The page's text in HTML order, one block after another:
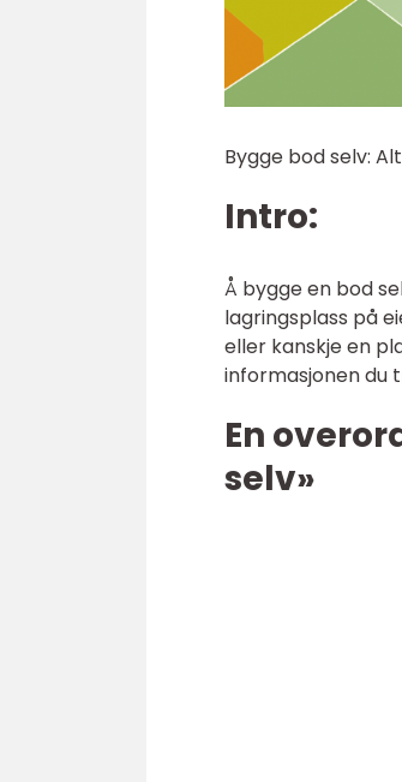
Bygge bod selv:
Intro:
Å bygge en bod
lagringsplass på
eller kanskje en
informasjonen du
En
selv»